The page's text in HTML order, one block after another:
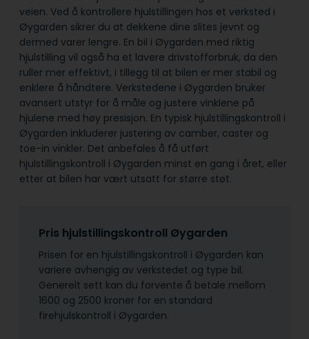
veien. Ved å kontrollere hjulstillingen hos et verksted i
Øygarden sikrer du at dekkene dine slites jevnt og
dermed varer lengre. En bil i Øygarden med riktig
hjulstilling vil også ha et lavere drivstofforbruk, da den
ruller mer effektivt, i tillegg til at bilen er mer stabil og
enklere å håndtere. Verkstedene i Øygarden bruker
avansert utstyr for å måle og justere vinklene på
hjulene med høy presisjon. En typisk hjulstillingskontroll i
Øygarden inkluderer justering av camber, caster og
toe-in vinkler. Det anbefales å få utført
hjulstillingskontroll i Øygarden minst en gang i året, eller
etter at bilen har vært utsatt for større støt.
Pris hjulstillingskontroll Øygarden
Prisen for en hjulstillingskontroll i Øygarden kan
variere avhengig av verkstedet og type bil.
Generelt sett kan du forvente å betale mellom
1600 og 2500 kroner for en standard
firehjulskontroll i Øygarden.